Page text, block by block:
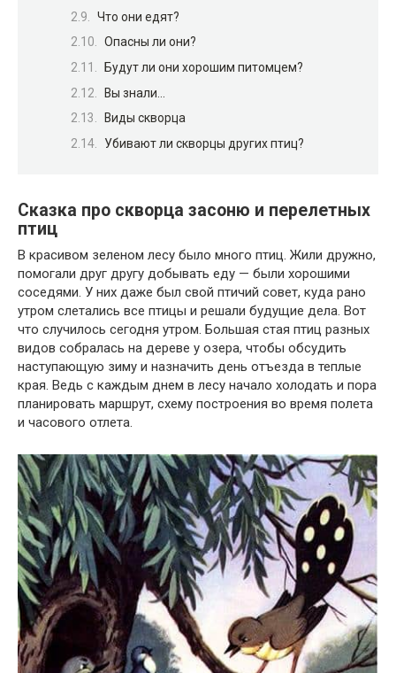
Что они едят?
Опасны ли они?
Будут ли они хорошим питомцем?
Вы знали…
Виды скворца
Убивают ли скворцы других птиц?
Сказка про скворца засоню и перелетных
птиц
В красивом зеленом лесу было много птиц. Жили дружно,
помогали друг другу добывать еду — были хорошими
соседями. У них даже был свой птичий совет, куда рано
утром слетались все птицы и решали будущие дела. Вот
что случилось сегодня утром. Большая стая птиц разных
видов собралась на дереве у озера, чтобы обсудить
наступающую зиму и назначить день отъезда в теплые
края. Ведь с каждым днем ​​в лесу начало холодать и пора
планировать маршрут, схему построения во время полета
и часового отлета.